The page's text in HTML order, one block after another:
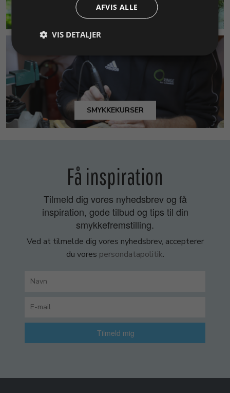
MILJØ & BÆREDYGTIGHED
SMYKKEKURSER
Få inspiration
Tilmeld dig vores nyhedsbrev og få
inspiration, gode tilbud og tips til din
smykkefremstilling.
Ved at tilmelde dig vores nyhedsbrev, accepterer
du vores persondatapolitik.
Tilmeld mig
AFVIS ALLE
VIS DETALJER